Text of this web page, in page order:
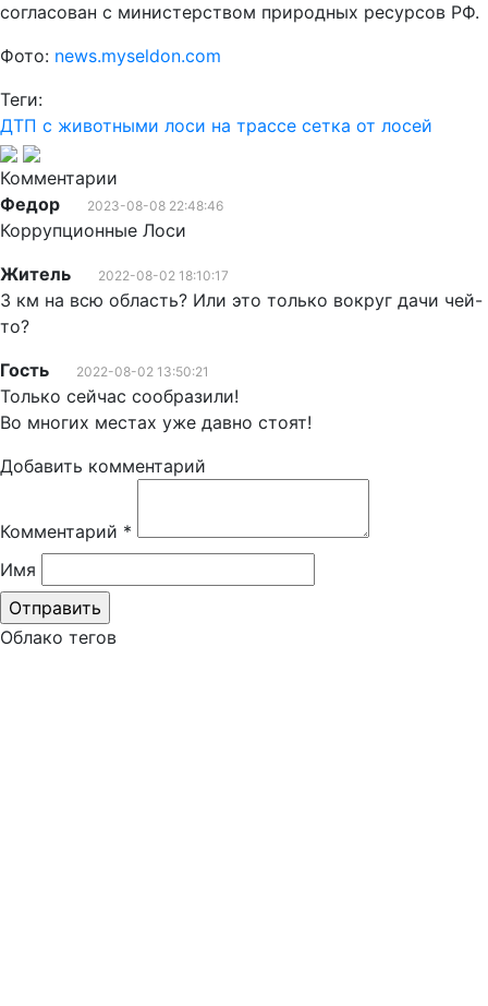
согласован с министерством природных ресурсов РФ.
Фото: news.myseldon.com
Теги:
ДТП с животными лоси на трассе сетка от лосей
Комментарии
Федор
2023-08-08 22:48:46
Коррупционные Лоси
Житель
2022-08-02 18:10:17
3 км на всю область? Или это только вокруг дачи чей-
то?
Гость
2022-08-02 13:50:21
Только сейчас сообразили!
Во многих местах уже давно стоят!
Добавить комментарий
Комментарий *
Имя
Облако тегов